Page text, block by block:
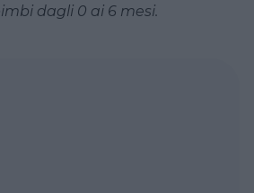
dagli 0 ai 6 mesi.